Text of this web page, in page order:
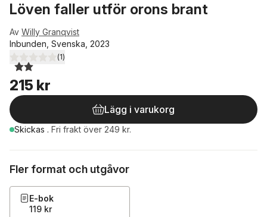
Löven faller utför orons brant
Av Willy Granqvist
Inbunden, Svenska, 2023
2,0utav 5 stjärnor. Totalt antal röster:
(1)
215 kr
Lägg i varukorg
Skickas . Fri frakt över 249 kr.
Fler format och utgåvor
E-bok
119 kr